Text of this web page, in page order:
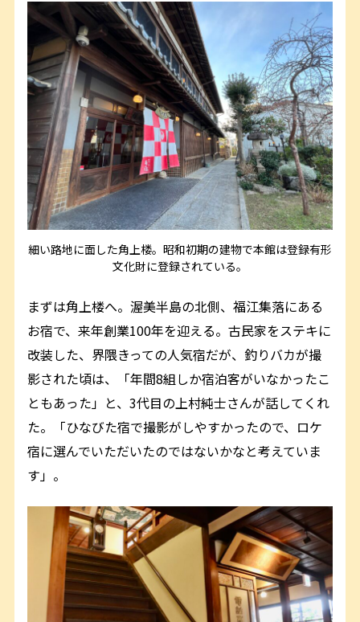
細い路地に面した角上楼。昭和初期の建物で本館は登録有形
文化財に登録されている。
まずは角上楼へ。渥美半島の北側、福江集落にある
お宿で、来年創業100年を迎える。古民家をステキに
改装した、界隈きっての人気宿だが、釣りバカが撮
影された頃は、「年間8組しか宿泊客がいなかったこ
ともあった」と、3代目の上村純士さんが話してくれ
た。「ひなびた宿で撮影がしやすかったので、ロケ
宿に選んでいただいたのではないかなと考えていま
す」。